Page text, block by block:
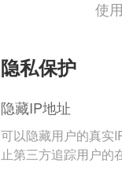
使
隐私保护
隐藏IP地址
可以隐藏用户的真实
止第三方追踪用户的